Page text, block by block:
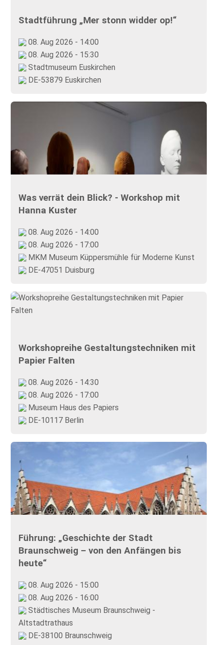
Stadtführung „Mer stonn widder op!“
08. Aug 2026 - 14:00
08. Aug 2026 - 15:30
Stadtmuseum Euskirchen
DE-53879 Euskirchen
Was verrät dein Blick? - Workshop mit
Hanna Kuster
08. Aug 2026 - 14:00
08. Aug 2026 - 17:00
MKM Museum Küppersmühle für Moderne Kunst
DE-47051 Duisburg
Workshopreihe Gestaltungstechniken mit
Papier Falten
08. Aug 2026 - 14:30
08. Aug 2026 - 17:00
Museum Haus des Papiers
DE-10117 Berlin
Führung: „Geschichte der Stadt
Braunschweig – von den Anfängen bis
heute“
08. Aug 2026 - 15:00
08. Aug 2026 - 16:00
Städtisches Museum Braunschweig -
Altstadtrathaus
DE-38100 Braunschweig